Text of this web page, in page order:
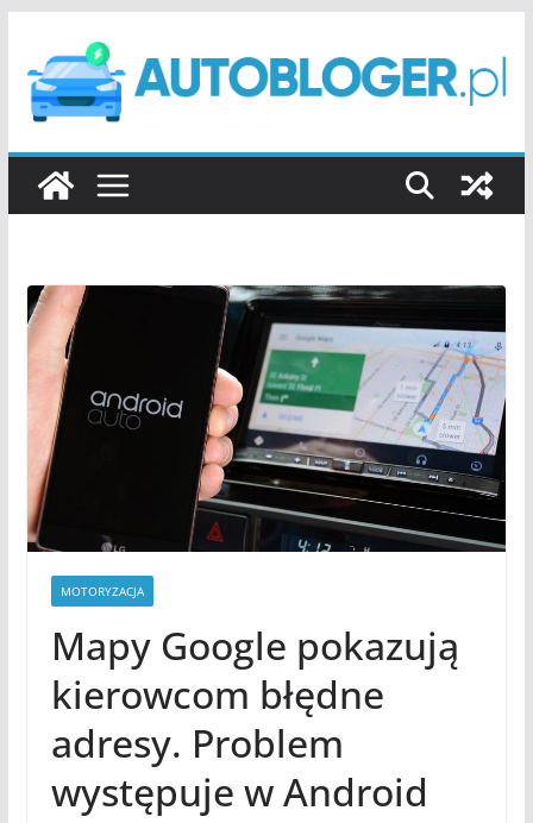
treści
MOTORYZACJA
Mapy Google pokazują
kierowcom błędne
adresy. Problem
występuje w Android